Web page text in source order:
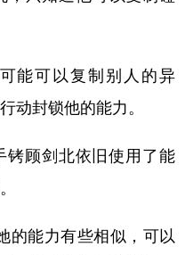
能可以复制别人的异
动封锁他的能力。
铐顾剑北依旧使用了能
的能力有些相似，可以